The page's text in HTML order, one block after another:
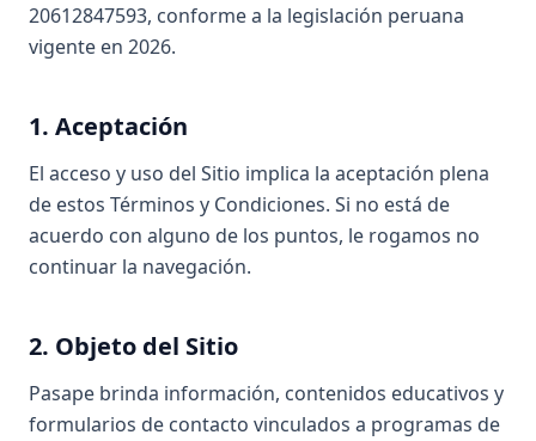
20612847593, conforme a la legislación peruana
vigente en 2026.
1. Aceptación
El acceso y uso del Sitio implica la aceptación plena
de estos Términos y Condiciones. Si no está de
acuerdo con alguno de los puntos, le rogamos no
continuar la navegación.
2. Objeto del Sitio
Pasape brinda información, contenidos educativos y
formularios de contacto vinculados a programas de